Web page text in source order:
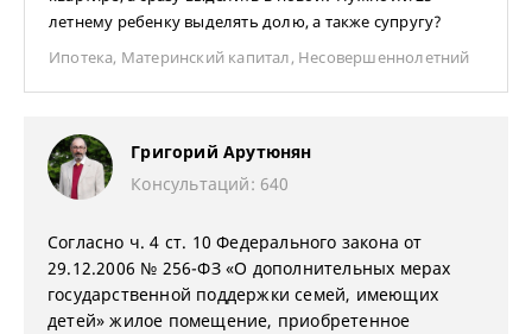
летнему ребенку выделять долю, а также супругу?
Ипотека, Материнский капитал, Несовершеннолетний
Григорий Арутюнян
Консультаций: 640
Согласно ч. 4 ст. 10 Федерального закона от
29.12.2006 № 256-ФЗ «О дополнительных мерах
государственной поддержки семей, имеющих
детей» жилое помещение, приобретенное